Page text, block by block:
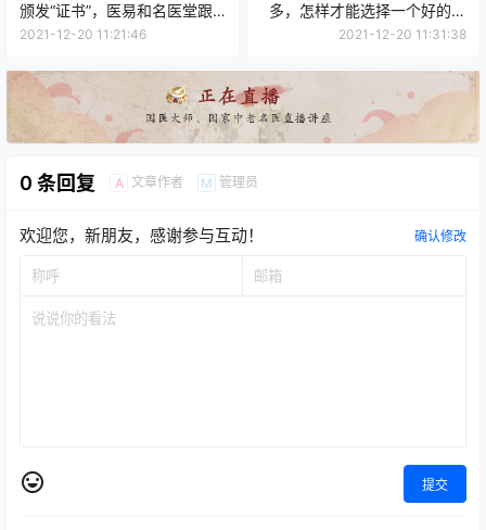
颁发“证书”，医易和名医堂跟
我们提到的证书有什么区别？
2021-12-20 11:21:46
多，怎样才能选择一个好的中
医技术传承班？
2021-12-20 11:31:38
0 条回复 A 文章作者 M 管理员
欢迎您，新朋友，感谢参与互动！ 确认修改
提交